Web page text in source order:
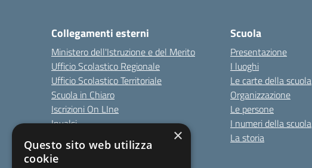
Collegamenti esterni
Ministero dell'Istruzione e del Merito
Ufficio Scolastico Regionale
Ufficio Scolastico Territoriale
Scuola in Chiaro
Iscrizioni On LIne
Invalsi
Comune
Scuola
Presentazione
I luoghi
Le carte della scuola
Organizzazione
Le persone
I numeri della scuola
La storia
×
Questo sito web utilizza
cookie